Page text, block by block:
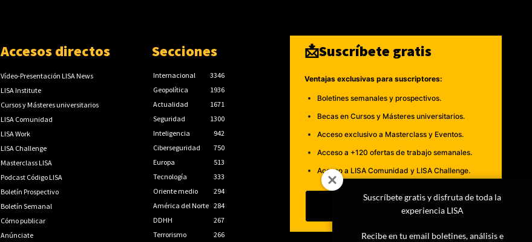
Accesos directos
Vídeo-Presentación LISA News
LISA Institute
Cursos y Másteres universitarios
LISA Comunidad
LISA Work
LISA Challenge
Masterclass LISA
Podcast Código LISA
Boletín Prospectivo
Boletín Semanal
Cómo publicar
Anúnciate
Secciones
Internacional
3346
Geopolítica
1936
Actualidad
1671
Seguridad
1300
Inteligencia
942
Ciberseguridad
750
Europa
513
Tecnología
333
Oriente medio
294
América del Norte 284
DDHH
267
Terrorismo
266
📩Suscríbete gratis
Ventajas exclusivas para suscriptores:
Boletines semanales y prospectivos.
Becas en Cursos y Másteres universitarios.
Acceso exclusivo a Masterclass y Eventos.
Acceso a +120 ofertas de trabajo semanales.
Acceso a LISA Comunidad y LISA Challenge.
Suscribirme
Suscríbete gratis y disfruta de toda la
experiencia LISA
Recibe en tu email boletines, análisis e